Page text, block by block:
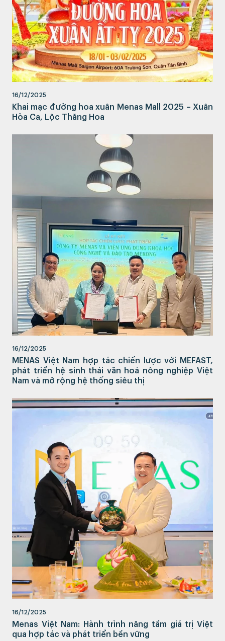
16/12/2025
Khai mạc đường hoa xuân Menas Mall 2025 – Xuân
Hòa Ca, Lộc Thăng Hoa
16/12/2025
MENAS Việt Nam hợp tác chiến lược với MEFAST,
phát triển hệ sinh thái văn hoá nông nghiệp Việt
Nam và mở rộng hệ thống siêu thị
16/12/2025
Menas Việt Nam: Hành trình nâng tầm giá trị Việt
qua hợp tác và phát triển bền vững